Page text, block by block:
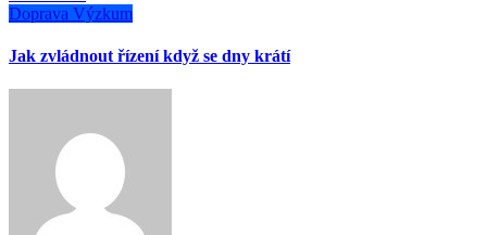
Doprava Výzkum
Jak zvládnout řízení když se dny krátí